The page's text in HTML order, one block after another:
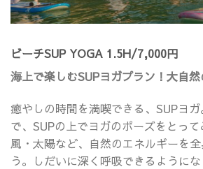
ビーチSUP YOGA 1.5H/7,000円
海上で楽しむSUPヨガプラン！大自
癒やしの時間を満喫できる、SUPヨ
で、SUPの上でヨガのポーズをとって
風・太陽など、自然のエネルギーを
う。しだいに深く呼吸できるように